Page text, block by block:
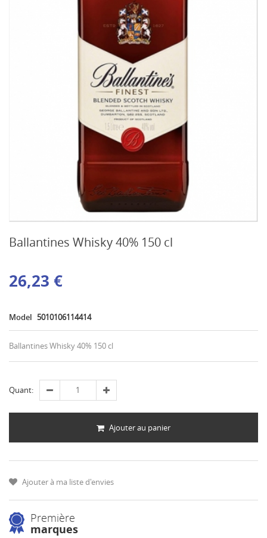
Ballantines Whisky 40% 150 cl
26,23 €
Model 5010106114414
Ballantines Whisky 40% 150 cl
Quant:
Ajouter au panier
Ajouter à ma liste d'envies
Première
marques